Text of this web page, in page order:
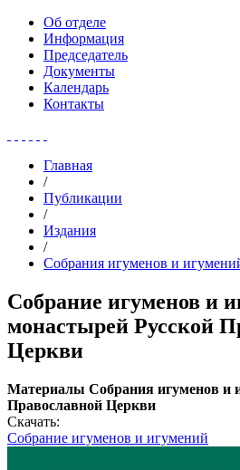
Об отделе
Информация
Председатель
Документы
Календарь
Контакты
Главная
/
Публикации
/
Издания
/
Собрания игуменов и
Собрание игуменов и
монастырей Русской
Церкви
Материалы Собрания игуменов и
Православной Церкви
Скачать:
Собрание игуменов и игумений